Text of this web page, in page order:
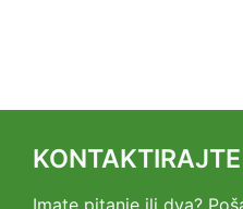
Imate pitanje ili dva?